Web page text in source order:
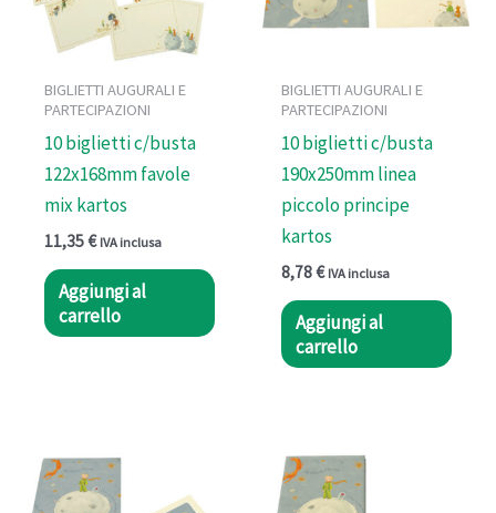
BIGLIETTI AUGURALI E
PARTECIPAZIONI
10 biglietti c/busta
122x168mm favole
mix kartos
11,35€ IVA inclusa
Aggiungi al
carrello
BIGLIETTI AUGURALI E
PARTECIPAZIONI
10 biglietti c/busta
190x250mm linea
piccolo principe
kartos
8,78€ IVA inclusa
Aggiungi al
carrello